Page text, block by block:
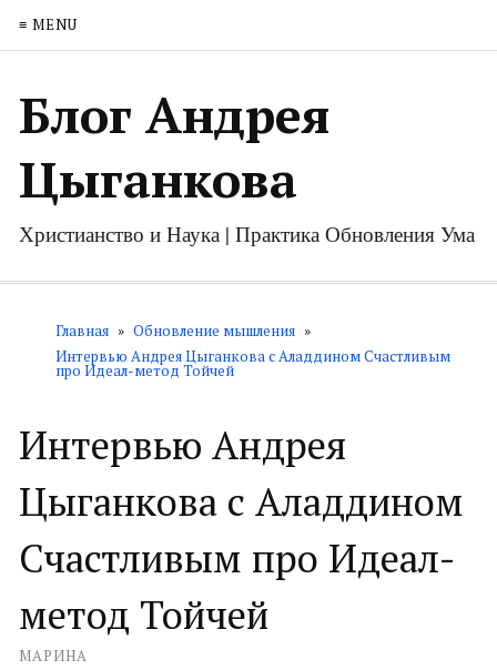
≡ MENU
Блог Андрея
Цыганкова
Христианство и Наука | Практика Обновления Ума
Главная » Обновление мышления »
Интервью Андрея Цыганкова с Аладдином Счастливым
про Идеал-метод Тойчей
Интервью Андрея
Цыганкова с Аладдином
Счастливым про Идеал-
метод Тойчей
МАРИНА